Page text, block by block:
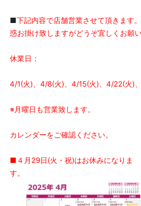
■下記内容で店舗営業させて頂きます
惑お掛け致しますがどうぞ宜しくお願い
休業日：
4/1(火)、4/8(火)、4/15(火)、4/22(火)
※月曜日も営業致します。
カレンダーをご確認ください。
■４月29日(火・祝)はお休みになりま
す。